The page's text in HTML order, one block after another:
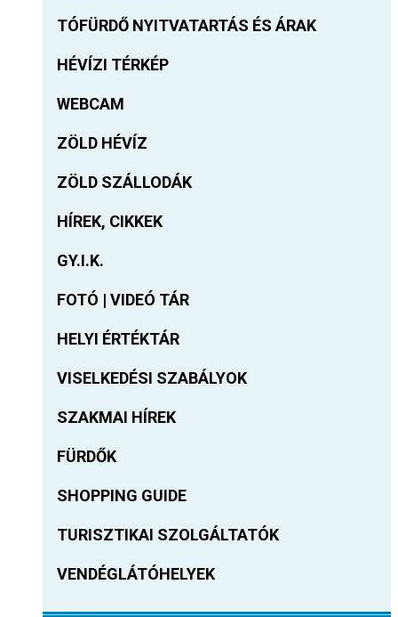
TÓFÜRDŐ NYITVATARTÁS ÉS ÁRAK
HÉVÍZI TÉRKÉP
WEBCAM
ZÖLD HÉVÍZ
ZÖLD SZÁLLODÁK
HÍREK, CIKKEK
GY.I.K.
FOTÓ | VIDEÓ TÁR
HELYI ÉRTÉKTÁR
VISELKEDÉSI SZABÁLYOK
SZAKMAI HÍREK
FÜRDŐK
SHOPPING GUIDE
TURISZTIKAI SZOLGÁLTATÓK
VENDÉGLÁTÓHELYEK